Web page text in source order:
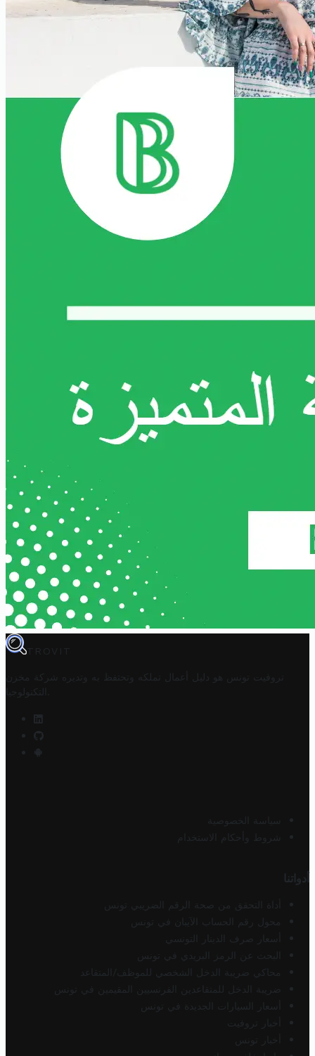
TROVIT
تروفيت تونس هو دليل أعمال تملكه وتحتفظ به وتديره
شركة مخزن
التكنولوجيا
سياسة الخصوصية
شروط وأحكام الاستخدام
أدواتنا
أداة التحقق من صحة الرقم الضريبي تونس
محول رقم الحساب الآيبان في تونس
أسعار صرف الدينار التونسي
البحث عن الرمز البريدي في تونس
محاكي ضريبة الدخل الشخصي للموظف/المتقاعد
ضريبة الدخل للمتقاعدين الفرنسيين المقيمين في تونس
أسعار السيارات الجديدة في تونس
أخبار تروفيت
أخبار تونس